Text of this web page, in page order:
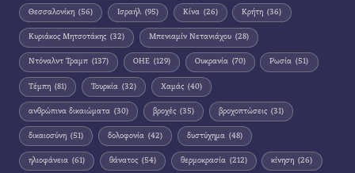
Θεσσαλονίκη (56) Ισραήλ (95) Κίνα (26) Κρήτη (36)
Κυριάκος Μητσοτάκης (32) Μπενιαμίν Νετανιάχου (28)
Ντόναλντ Τραμπ (137) ΟΗΕ (129) Ουκρανία (70) Ρωσία (51)
Τέμπη (81) Τουρκία (32) Χαμάς (40)
ανθρώπινα δικαιώματα (30) βροχές (35) βροχοπτώσεις (31)
δικαιοσύνη (51) δολοφονία (42) δυστύχημα (48)
ηλιοφάνεια (61) θάνατος (54) θερμοκρασία (212) κίνηση (26)